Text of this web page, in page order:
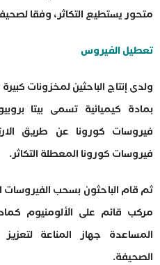
متحور يستطيع التكاثر، وفقا
تعطيل الفيروس
ولدى إنتاج الباحثين لمخزونات
بمادة كيميائية تسمى بيتا
فيروسات كورونا عن طريق
فيروسات كورونا المعطلة التكاثر.
ثم قام الباحثون بسحب
مركب قائم على الألومنيوم
المساعدة جهاز المناعة
الصحيفة.